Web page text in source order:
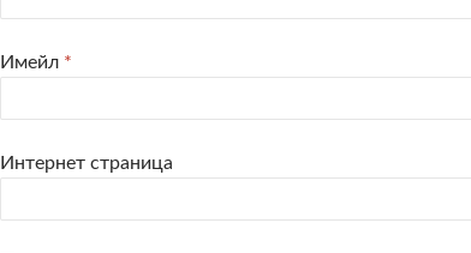
Имейл *
Интернет страница